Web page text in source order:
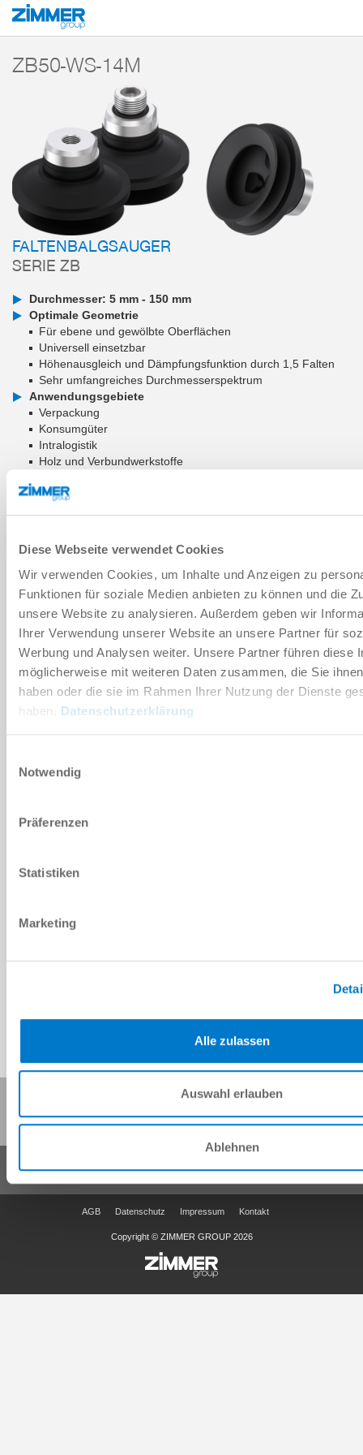
Diese Webseite verwendet Cookies
Wir verwenden Cookies, um Inhalte und Anzeigen zu
Funktionen für soziale Medien anbieten zu können und die
unsere Website zu analysieren. Außerdem geben wir
Ihrer Verwendung unserer Website an unsere Partner für
Werbung und Analysen weiter. Unsere Partner führen diese
möglicherweise mit weiteren Daten zusammen, die Sie
haben oder die sie im Rahmen Ihrer Nutzung der Dienste
haben. Datenschutzerklärung
Notwendig
Präferenzen
Statistiken
Marketing
Alle zulassen
Auswahl erlauben
Ablehnen
Start Produkte
ZB50-WS-14M
FALTENBALGSAUGER
SERIE ZB
Durchmesser: 5 mm - 150 mm
Optimale Geometrie
Für ebene und gewölbte Oberflächen
Universell einsetzbar
Höhenausgleich und Dämpfungsfunktion durch 1,5 Falten
Sehr umfangreiches Durchmesserspektrum
Anwendungsgebiete
Verpackung
Konsumgüter
Intralogistik
Holz und Verbundwerkstoffe
ZUM WARENKORB HINZUFÜGEN
Technische Daten
Verschleißteil
Herunterladen
Diese Seite teilen:
AGB Datenschutz Impressum Kontakt
Copyright © ZIMMER GROUP 2026